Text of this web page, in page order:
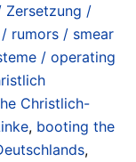
Zersetzung /
rumors / smear
/ operating
Christlich-
, booting the
,